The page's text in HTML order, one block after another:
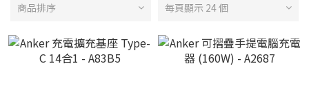
商品排序 每頁顯示 24 個